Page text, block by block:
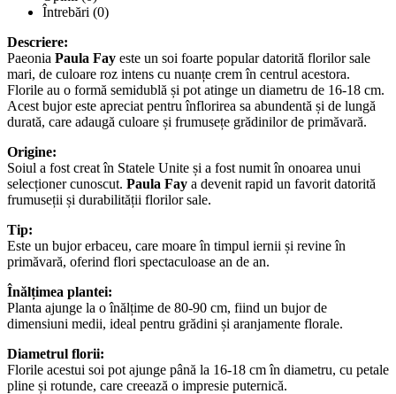
Întrebări (0)
Descriere:
Paeonia Paula Fay este un soi foarte popular datorită florilor sale
mari, de culoare roz intens cu nuanțe crem în centrul acestora.
Florile au o formă semidublă și pot atinge un diametru de 16-18 cm.
Acest bujor este apreciat pentru înflorirea sa abundentă și de lungă
durată, care adaugă culoare și frumusețe grădinilor de primăvară.
Origine:
Soiul a fost creat în Statele Unite și a fost numit în onoarea unui
selecționer cunoscut. Paula Fay a devenit rapid un favorit datorită
frumuseții și durabilității florilor sale.
Tip:
Este un bujor erbaceu, care moare în timpul iernii și revine în
primăvară, oferind flori spectaculoase an de an.
Înălțimea plantei:
Planta ajunge la o înălțime de 80-90 cm, fiind un bujor de
dimensiuni medii, ideal pentru grădini și aranjamente florale.
Diametrul florii:
Florile acestui soi pot ajunge până la 16-18 cm în diametru, cu petale
pline și rotunde, care creează o impresie puternică.